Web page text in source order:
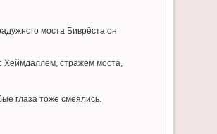
моста Биврёста он
Хеймдаллем, стражем моста,
глаза тоже смеялись.